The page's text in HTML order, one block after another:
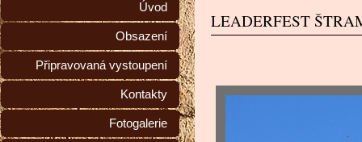
LEADERFEST
Úvod
Obsazení
Připravovaná vystoupení
Kontakty
Fotogalerie